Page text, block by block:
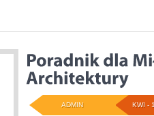
KWI -
ADMIN